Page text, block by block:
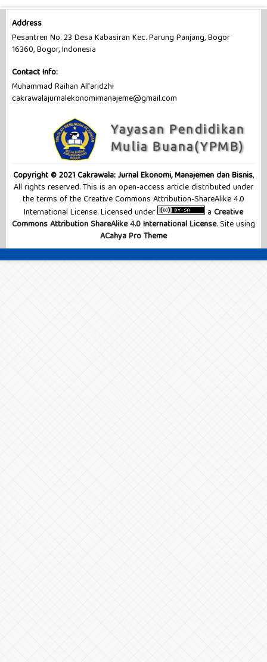
Address
Pesantren No. 23 Desa Kabasiran Kec. Parung Panjang, Bogor
16360, Bogor, Indonesia
Contact Info:
Muhammad Raihan Alfaridzhi
cakrawalajurnalekonomimanajeme@gmail.com
Copyright © 2021 Cakrawala: Jurnal Ekonomi, Manajemen dan Bisnis,
All rights reserved. This is an open-access article distributed under
the terms of the Creative Commons Attribution-ShareAlike 4.0
International License. Licensed under
a Creative
Commons Attribution ShareAlike 4.0 International License. Site using
ACahya Pro Theme